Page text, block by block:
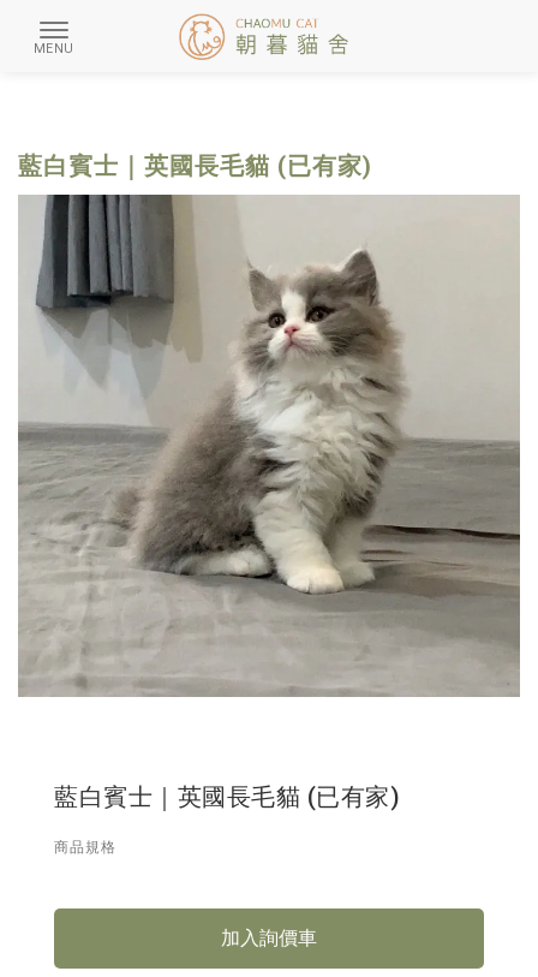
藍白賓士｜英國長毛貓 (已有家)
藍白賓士｜英國長毛貓 (已有家)
商品規格